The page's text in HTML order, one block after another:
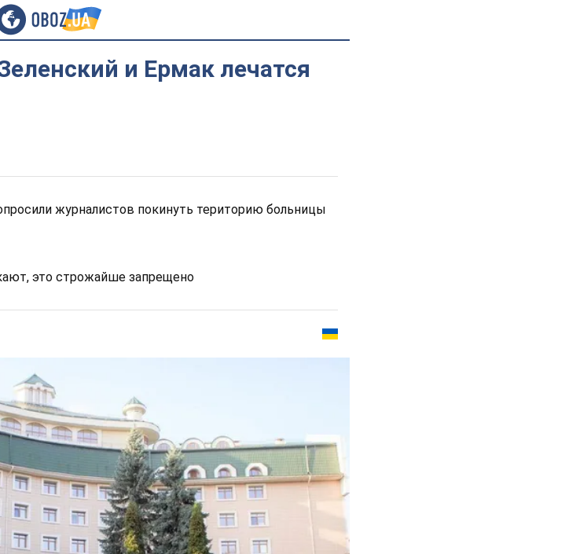
и Ермак лечатся
журналистов покинуть територию больницы
это строжайше запрещено